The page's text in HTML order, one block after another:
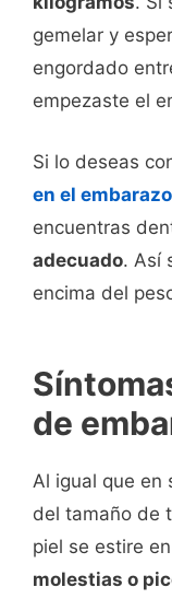
gemelar y
engordado
empezaste el
Si lo deseas
en el embarazo
encuentras
adecuado. Así
encima del
de
Al igual que en
del tamaño de
piel se estire
molestias o